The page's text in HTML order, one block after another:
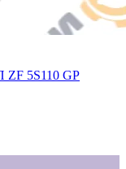
ZF 5S110 GP